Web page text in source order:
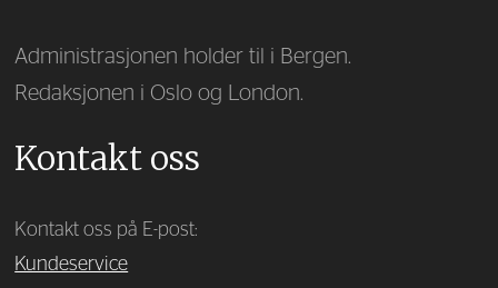
Administrasjonen holder til i Bergen.
Redaksjonen i Oslo og London.
Kontakt oss
Kontakt oss på E-post:
Kundeservice